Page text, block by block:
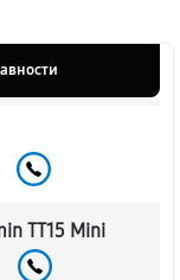
TT15 Mini